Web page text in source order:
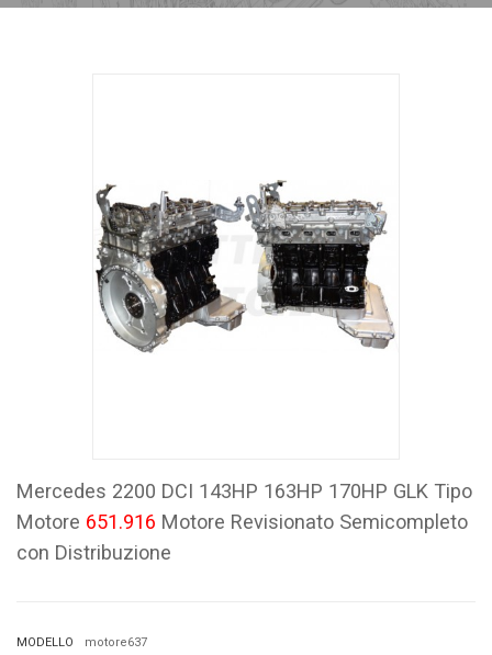
Mercedes 2200 DCI 143HP 163HP 170HP GLK Tipo
Motore 651.916 Motore Revisionato Semicompleto
con Distribuzione
MODELLO motore637